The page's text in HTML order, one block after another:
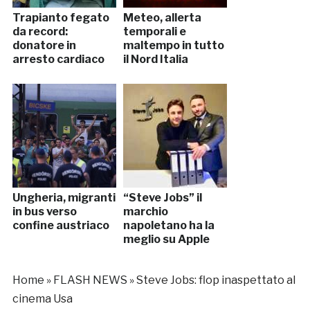
Trapianto fegato
da record:
donatore in
arresto cardiaco
Meteo, allerta
temporali e
maltempo in tutto
il Nord Italia
Ungheria, migranti
in bus verso
confine austriaco
“Steve Jobs” il
marchio
napoletano ha la
meglio su Apple
Home » FLASH NEWS »Steve Jobs: flop inaspettato al
cinema Usa